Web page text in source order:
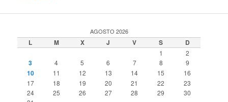
AGOSTO 2026
L M X J V S D
1 2
3 4 5 6 7 8 9
10 11 12 13 14 15
16
17
18 19 20 21 22
23
24
25 26 27 28 29
30